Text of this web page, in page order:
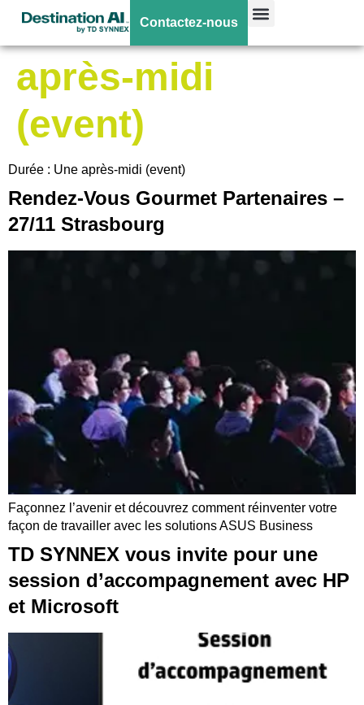
Contactez-nous
Durée :Une
après-midi
(event)
Durée : Une après-midi (event)
Rendez-Vous Gourmet Partenaires –
27/11 Strasbourg
Façonnez l’avenir et découvrez comment réinventer votre
façon de travailler avec les solutions ASUS Business
TD SYNNEX vous invite pour une
session d’accompagnement avec HP
et Microsoft